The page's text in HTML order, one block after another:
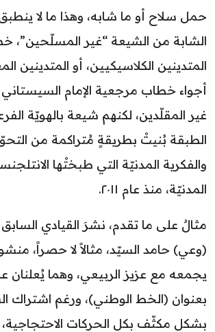
حمل سلاح أو ما شابه، وهذا ما لا ينطبق
الشابة من الشيعة “غير المسلّحين”،
المتدينين الكلاسيكيين، أو المتدينين
أجواء خطاب مرجعية الإمام السيستاني
غير المقلّدين، لكنهم شيعة بالهويّة
الطبقة بُنيتْ بطريقةٍ مُتراكمة من
والفكرية المدنيّة التي طبختْها
المدنيّة، منذ عام ٢٠١١.
مثالٌ على ما تقدم، نشرَ القيادي
(وعي) حامد السيّد، مثالاً لا حصراً،
يجمعه مع عزيز الربيعي، وهما
بعنوان (الخط الوطني)، ورغم اشتراك
بشكل مكثّف بكل الحركات الاحتجاجية،